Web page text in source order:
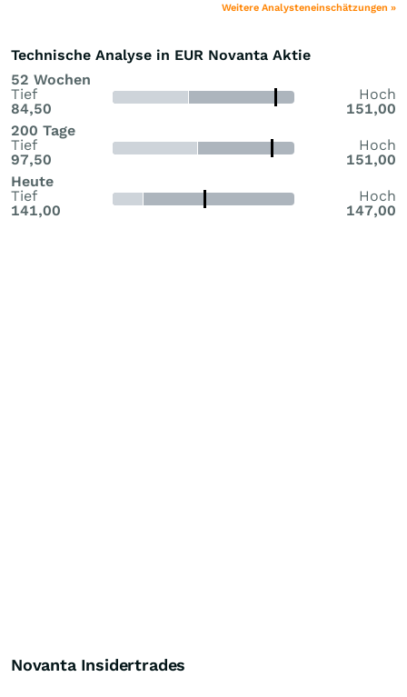
Weitere Analysteneinschätzungen »
Technische Analyse in EUR Novanta Aktie
52 Wochen
Tief
84,50
Hoch
151,00
200 Tage
Tief
97,50
Hoch
151,00
Heute
Tief
141,00
Hoch
147,00
Novanta Insidertrades